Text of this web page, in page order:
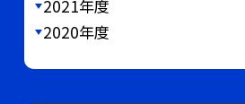
2021年度
2020年度